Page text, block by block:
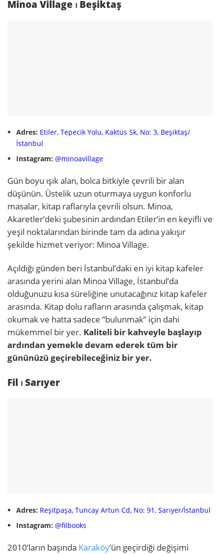
Minoa Village ⏐ Beşiktaş
Adres: Etiler, Tepecik Yolu, Kaktüs Sk, No: 3, Beşiktaş/
İstanbul
Instagram:@minoavillage
Gün boyu ışık alan, bolca bitkiyle çevrili bir alan
düşünün. Üstelik uzun oturmaya uygun konforlu
masalar, kitap raflarıyla çevrili olsun. Minoa,
Akaretler’deki şubesinin ardından Etiler’in en keyifli ve
yeşil noktalarından birinde tam da adına yakışır
şekilde hizmet veriyor: Minoa Village.
Açıldığı günden beri İstanbul’daki en iyi kitap kafeler
arasında yerini alan Minoa Village, İstanbul’da
olduğunuzu kısa süreliğine unutacağınız kitap kafeler
arasında. Kitap dolu rafların arasında çalışmak, kitap
okumak ve hatta sadece “bulunmak” için dahi
mükemmel bir yer. Kaliteli bir kahveyle başlayıp
ardından yemekle devam ederek tüm bir
gününüzü geçirebileceğiniz bir yer.
Fil ⏐ Sarıyer
Adres: Reşitpaşa, Tuncay Artun Cd, No: 91, Sarıyer/İstanbul
Instagram:@filbooks
2010’ların başında Karaköy’ün geçirdiği değişimi